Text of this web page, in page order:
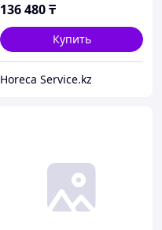
136 480₸
Купить
Horeca Service.kz